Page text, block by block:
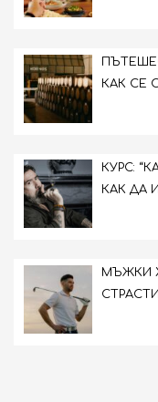
КАК СЕ
КУРС:
КАК ДА
МЪЖКИ